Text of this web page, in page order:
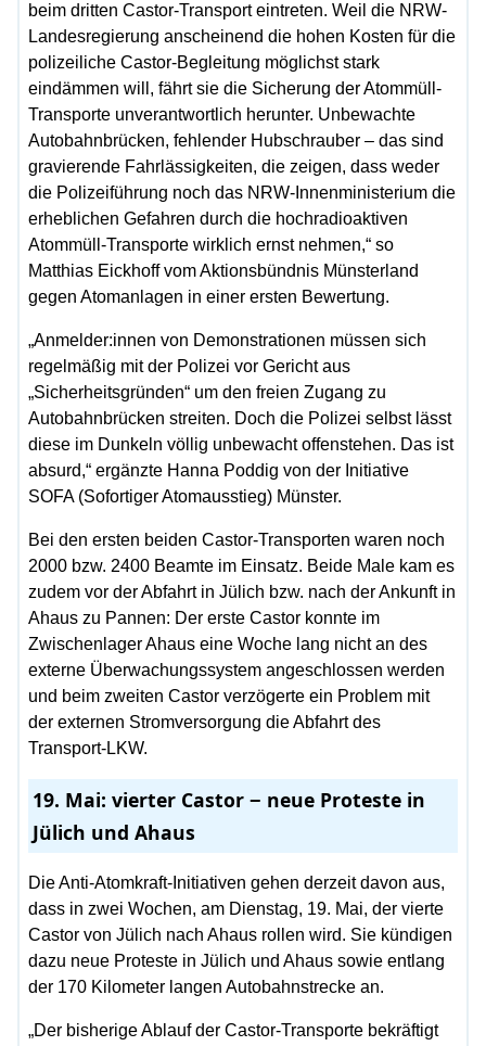
beim dritten Castor-Transport eintreten. Weil die NRW-
Landesregierung anscheinend die hohen Kosten für die
polizeiliche Castor-Begleitung möglichst stark
eindämmen will, fährt sie die Sicherung der Atommüll-
Transporte unverantwortlich herunter. Unbewachte
Autobahnbrücken, fehlender Hubschrauber – das sind
gravierende Fahrlässigkeiten, die zeigen, dass weder
die Polizeiführung noch das NRW-Innenministerium die
erheblichen Gefahren durch die hochradioaktiven
Atommüll-Transporte wirklich ernst nehmen,“ so
Matthias Eickhoff vom Aktionsbündnis Münsterland
gegen Atomanlagen in einer ersten Bewertung.
„Anmelder:innen von Demonstrationen müssen sich
regelmäßig mit der Polizei vor Gericht aus
„Sicherheitsgründen“ um den freien Zugang zu
Autobahnbrücken streiten. Doch die Polizei selbst lässt
diese im Dunkeln völlig unbewacht offenstehen. Das ist
absurd,“ ergänzte Hanna Poddig von der Initiative
SOFA (Sofortiger Atomausstieg) Münster.
Bei den ersten beiden Castor-Transporten waren noch
2000 bzw. 2400 Beamte im Einsatz. Beide Male kam es
zudem vor der Abfahrt in Jülich bzw. nach der Ankunft in
Ahaus zu Pannen: Der erste Castor konnte im
Zwischenlager Ahaus eine Woche lang nicht an des
externe Überwachungssystem angeschlossen werden
und beim zweiten Castor verzögerte ein Problem mit
der externen Stromversorgung die Abfahrt des
Transport-LKW.
19. Mai: vierter Castor − neue Proteste in
Jülich und Ahaus
Die Anti-Atomkraft-Initiativen gehen derzeit davon aus,
dass in zwei Wochen, am Dienstag, 19. Mai, der vierte
Castor von Jülich nach Ahaus rollen wird. Sie kündigen
dazu neue Proteste in Jülich und Ahaus sowie entlang
der 170 Kilometer langen Autobahnstrecke an.
„Der bisherige Ablauf der Castor-Transporte bekräftigt